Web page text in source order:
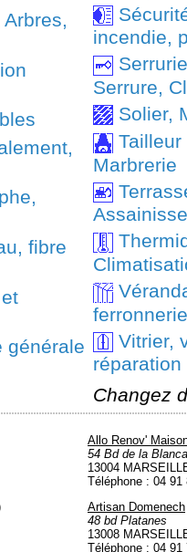
fibre
générale
incendie,
Serrure,
Solier,
Marbrerie
ferronnerie
Vitrier,
réparation
Changez
Allo Renov'
54 Bd de la
13004
Téléphone : 04 91
Artisan Domenech
48 bd Platanes
13008
Téléphone : 04 91